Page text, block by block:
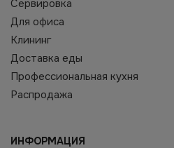
Сервировка
Для офиса
Клининг
Доставка еды
Профессиональная кухня
Распродажа
ИНФОРМАЦИЯ